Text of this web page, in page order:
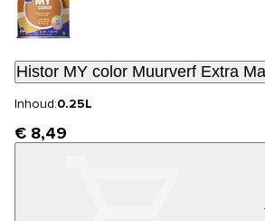
Histor MY color Muurverf Extra
Inhoud:0.25L
€ 8,49